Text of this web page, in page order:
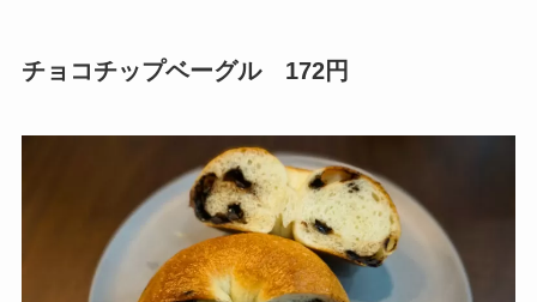
チョコチップベーグル 172円